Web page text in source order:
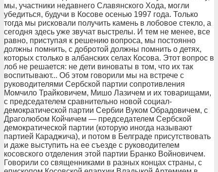
мы, участники недавнего Славянского Хода, могли
убедиться, будучи в Косове осенью 1997 года. Только
тогда мы рисковали получить камень в лобовое стекло, а
сегодня здесь уже звучат выстрелы. И тем не менее, все
равно, приступая к решению вопроса, мы постоянно
должны помнить, с добротой должны помнить о детях,
которых столько в албанских селах Косова. Этот вопрос в
лоб не решается: не дети виноваты в том, что их так
воспитывают... Об этом говорили мы на встрече с
руководителями Сербской партии сопротивления
Момчило Трайковичем, Мишо Лазичем и их товарищами,
с председателем сравнительно новой социал-
демократической партии Сербии Вуком Обрадовичем, с
Драголюбом Койчичем — председателем Сербской
демократической партии (которую иногда называют
партией Караджича), и потом в Белграде присутствовать
и даже выступить на ее съезде с руководителем
косовского отделения этой партии Бранко Войновичем.
Говорили со священниками в разных концах страны, с